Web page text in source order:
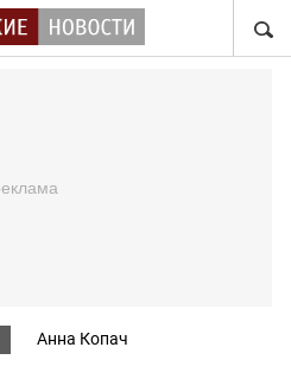
Анна Копач